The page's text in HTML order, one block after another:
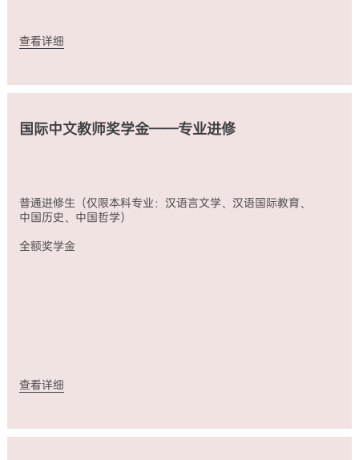
查看详细
国际中文教师奖学金——专业进修
普通进修生（仅限本科专业：汉语言文学、汉语国际教育、
中国历史、中国哲学）
全额奖学金
查看详细